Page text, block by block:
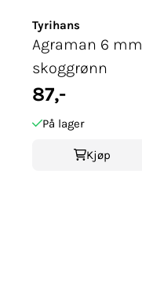
Tyrihans
Agraman 6 mm
skoggrønn
87,-
På lager
Kjøp